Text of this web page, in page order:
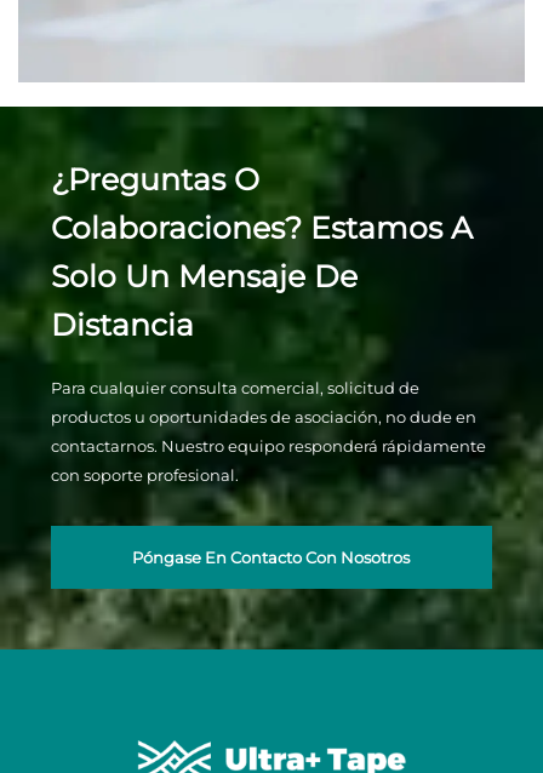
¿Preguntas O
Colaboraciones? Estamos A
Solo Un Mensaje De
Distancia
Para cualquier consulta comercial, solicitud de
productos u oportunidades de asociación, no dude en
contactarnos. Nuestro equipo responderá rápidamente
con soporte profesional.
Póngase En Contacto Con Nosotros